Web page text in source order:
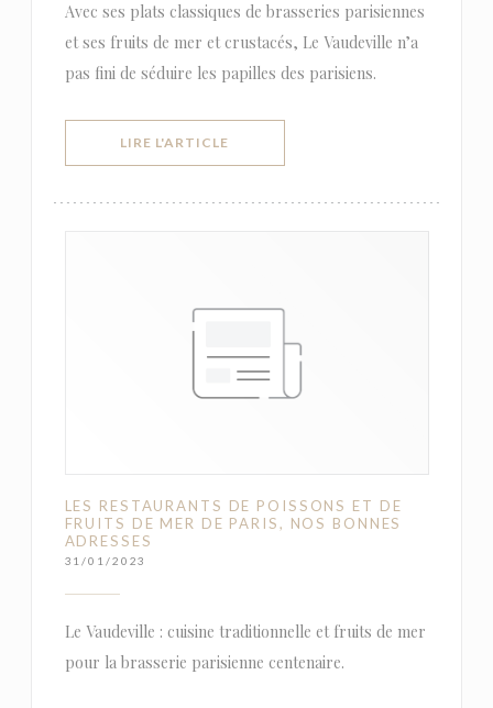
Avec ses plats classiques de brasseries parisiennes
et ses fruits de mer et crustacés, Le Vaudeville n’a
pas fini de séduire les papilles des parisiens.
LIRE L'ARTICLE
LES RESTAURANTS DE POISSONS ET DE
FRUITS DE MER DE PARIS, NOS BONNES
ADRESSES
31/01/2023
Le Vaudeville : cuisine traditionnelle et fruits de mer
pour la brasserie parisienne centenaire.